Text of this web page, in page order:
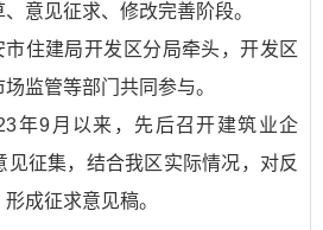
意见征求、修改完善阶段。
市住建局开发区分局牵头，开发区
监管等部门共同参与。
年9月以来，先后召开建筑业企
见征集，结合我区实际情况，对反
成征求意见稿。